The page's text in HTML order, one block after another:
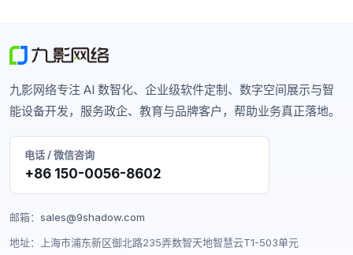
九影网络专注 AI 数智化、企业级软件定制、数字空间展示与智
能设备开发，服务政企、教育与品牌客户，帮助业务真正落地。
电话 / 微信咨询
+86 150-0056-8602
邮箱： sales@9shadow.com
地址：上海市浦东新区御北路235弄数智天地智慧云T1-503单元